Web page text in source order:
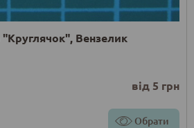
Вензелик
від 5 грн
Обрати